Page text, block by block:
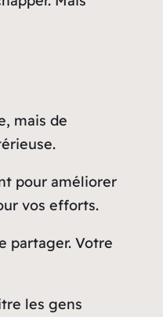
mais de
pour améliorer
vos efforts.
partager. Votre
les gens